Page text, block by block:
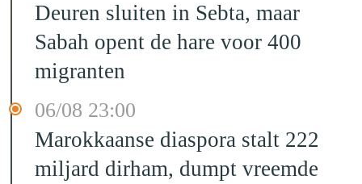
Deuren sluiten in Sebta, maar
Sabah opent de hare voor 400
migranten
06/08 23:00
Marokkaanse diaspora stalt 222
miljard dirham, dumpt vreemde